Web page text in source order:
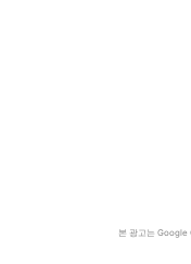
본 광고는 Google